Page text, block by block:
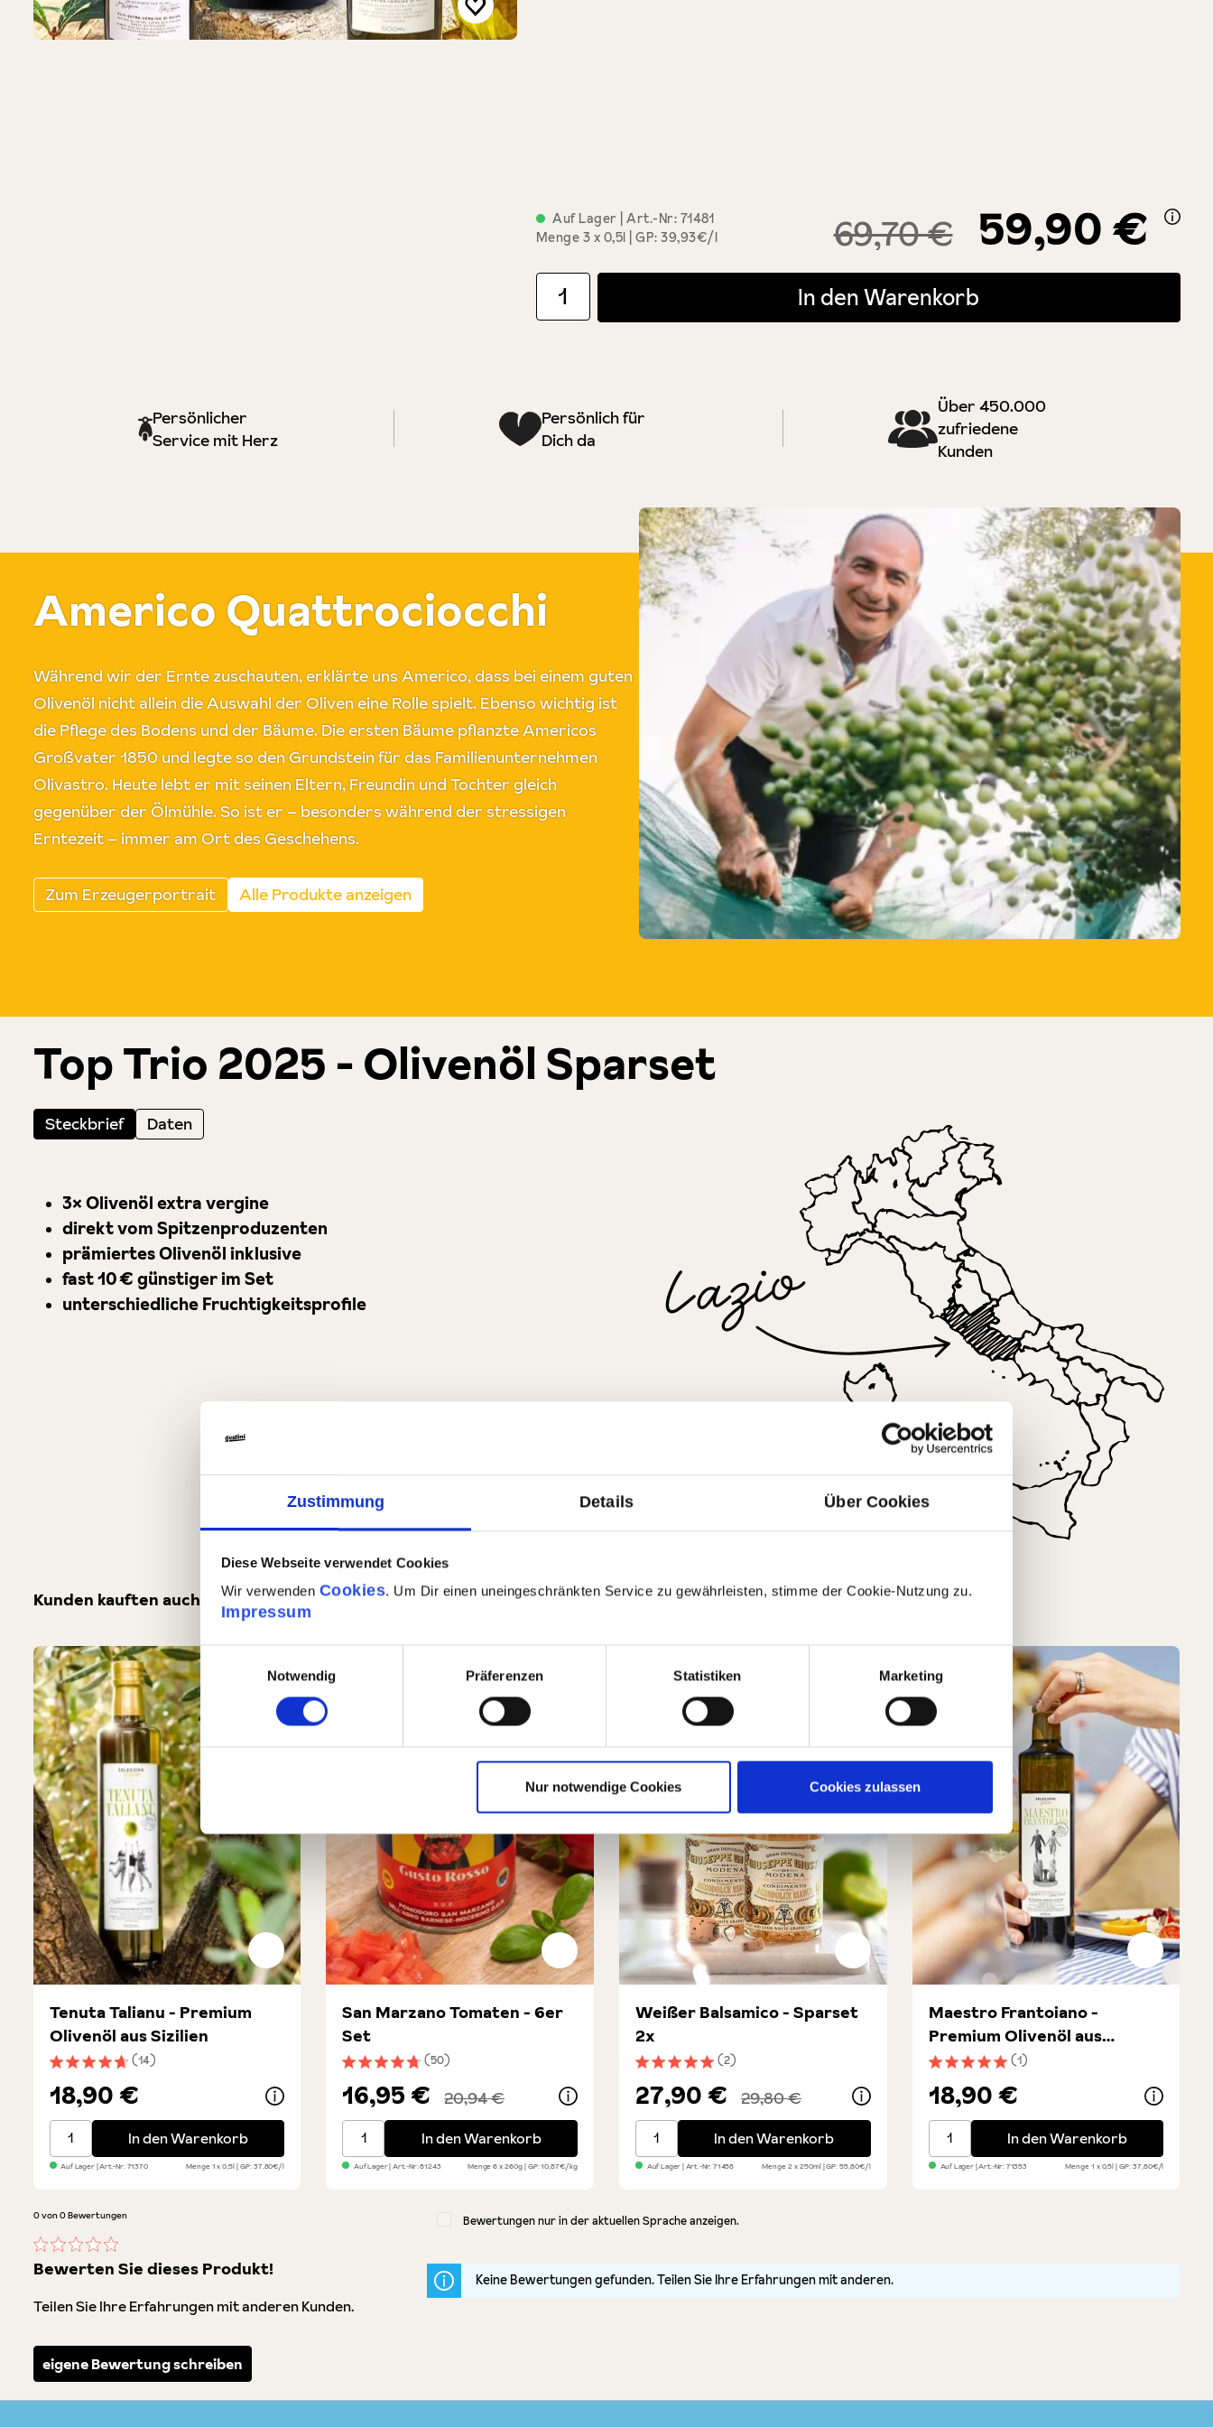
Zustimmung Details Über Cookies
Diese Webseite verwendet Cookies
Wir verwenden Cookies. Um Dir einen uneingeschränkten Service zu gewährleisten, stimme der Cookie-Nutzung zu.
Impressum
Einwilligungsauswahl
Notwendig
Präferenzen Statistiken Marketing
Nur notwendige Cookies Cookies zulassen
Auf Lager | Art.-Nr: 71481
Menge 3 x 0,5l GP: 39,93€/l 59,90 €
69,70 €
Produkt Anzahl: Gib den gewünschten Wert ein oder benutze die Schaltflächen um die Anzahl zu erhöhen oder zu
In den Warenkorb
Persönlicher
Service mit Herz
Persönlich für
Dich da
Über 450.000
zufriedene
Kunden
Americo Quattrociocchi
Während wir der Ernte zuschauten, erklärte uns Americo, dass bei einem guten
Olivenöl nicht allein die Auswahl der Oliven eine Rolle spielt. Ebenso wichtig ist
die Pflege des Bodens und der Bäume. Die ersten Bäume pflanzte Americos
Großvater 1850 und legte so den Grundstein für das Familienunternehmen
Olivastro. Heute lebt er mit seinen Eltern, Freundin und Tochter gleich
gegenüber der Ölmühle. So ist er – besonders während der stressigen
Erntezeit – immer am Ort des Geschehens.
Zum Erzeugerportrait Alle Produkte anzeigen
Top Trio 2025 - Olivenöl Sparset
Steckbrief Daten
3× Olivenöl extra vergine
direkt vom Spitzenproduzenten
prämiertes Olivenöl inklusive
fast 10 € günstiger im Set
unterschiedliche Fruchtigkeitsprofile
Alle Produkte aus Latium
Kunden kauften auch
Produktgalerie überspringen
Durchschnittliche Bewertung von 4.8 von 5 Sternen
(14)
Tenuta Talianu - Premium
Olivenöl aus Sizilien
18,90 €
Tenuta Talianu - Premium Olivenöl aus Sizilien
In den Warenkorb
Auf Lager| Art.-Nr:71370 Menge1 x 0,5l GP: 37,80€/l
Durchschnittliche Bewertung von 4.7 von 5 Sternen
(50)
San Marzano Tomaten - 6er
Set
16,95 € 20,94 €
San Marzano Tomaten - 6er Set
In den Warenkorb
Auf Lager| Art.-Nr:81243 Menge6 x 260g GP: 10,87€/kg
Durchschnittliche Bewertung von 5 von 5 Sternen
(2)
Weißer Balsamico - Sparset
2x
27,90 € 29,80 €
Weißer Balsamico - Sparset 2x
In den Warenkorb
Auf Lager| Art.-Nr:71458 Menge2 x 250ml GP: 55,80€/l
Durchschnittliche Bewertung von 5 von 5
(1)
Maestro Frantoiano -
Premium Olivenöl aus
Apulien
18,90 €
Maestro Frantoiano - Premium Olivenöl
In den Warenkorb
Auf Lager| Art.-Nr:71353 Menge1 x 0,5l GP: 37,80€/l
0 von 0 Bewertungen
Durchschnittliche Bewertung von 0 von 5 Sternen
Bewerten Sie dieses Produkt!
Teilen Sie Ihre Erfahrungen mit anderen Kunden.
eigene Bewertung schreiben
Bewertungen nur in der aktuellen Sprache anzeigen.
Keine Bewertungen gefunden. Teilen Sie Ihre Erfahrungen mit anderen.